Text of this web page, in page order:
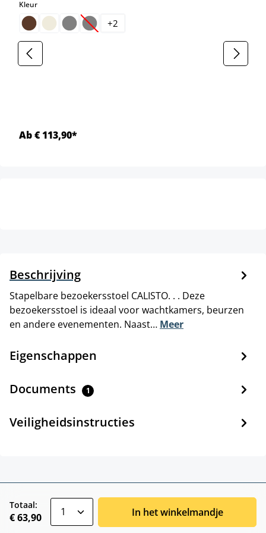
Kleurselect
(Deze optie is momenteel niet beschikbaar.)
+2
Ab € 113,90*
Beschrijving
Stapelbare bezoekersstoel CALISTO. . . Deze
bezoekersstoel is ideaal voor wachtkamers, beurzen
en andere evenementen. Naast… Meer
Eigenschappen
Documents 1
Veiligheidsinstructies
Totaal:
€ 63,90 In het winkelmandje